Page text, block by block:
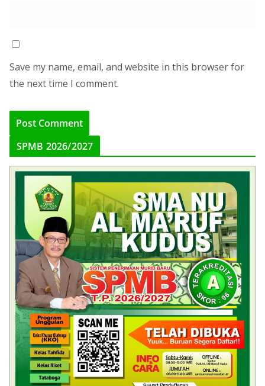
Save my name, email, and website in this browser for
the next time I comment.
SPMB 2026/2027